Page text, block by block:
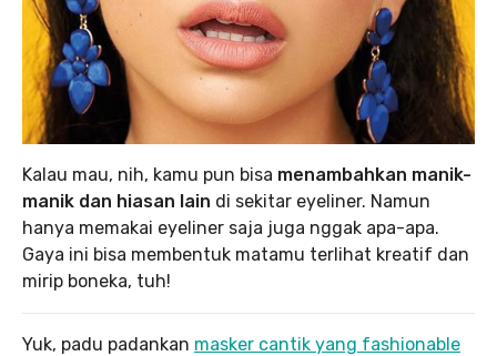
Kalau mau, nih, kamu pun bisa menambahkan manik-
manik dan hiasan lain di sekitar eyeliner. Namun
hanya memakai eyeliner saja juga nggak apa-apa.
Gaya ini bisa membentuk matamu terlihat kreatif dan
mirip boneka, tuh!
Yuk, padu padankan masker cantik yang fashionable